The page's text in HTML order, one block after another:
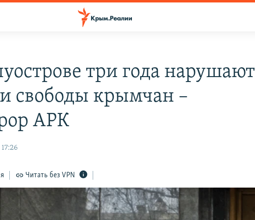
три года нарушают
свободы крымчан –
АРК
Читать без VPN